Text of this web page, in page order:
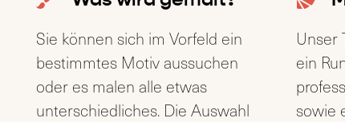
Sie können sich im Vorfeld ein
bestimmtes Motiv aussuchen
oder es malen alle etwas
unterschiedliches. Die Auswahl
Unser
ein
sowie